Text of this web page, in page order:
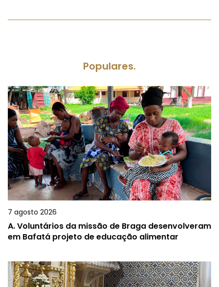
Populares.
7 agosto 2026
A.Voluntários da missão de Braga desenvolveram
em Bafatá projeto de educação alimentar